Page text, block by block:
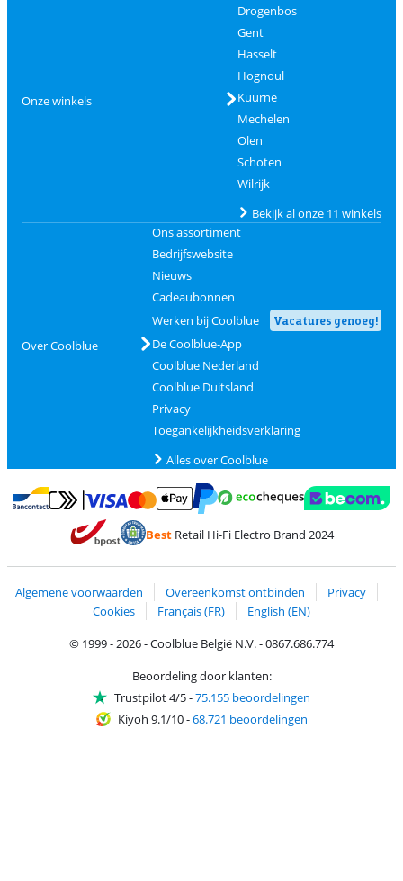
Onze winkels
Drogenbos
Gent
Hasselt
Hognoul
Kuurne
Mechelen
Olen
Schoten
Wilrijk
Bekijk al onze 11 winkels
Over Coolblue
Ons assortiment
Bedrijfswebsite
Nieuws
Cadeaubonnen
Werken bij Coolblue
Vacatures genoeg!
De Coolblue-App
Coolblue Nederland
Coolblue Duitsland
Privacy
Toegankelijkheidsverklaring
Alles over Coolblue
Betalen met Bancontact
Betalen met MasterCard en Visa via ClickToPay
Betalen met PayPal
BestRetail Hi-Fi Electro Brand 2024
Algemene voorwaarden Overeenkomst ontbinden
Privacy
Cookies
Français (FR)
English (EN)
© 1999 - 2026 - Coolblue België N.V. - 0867.686.774
Beoordeling door klanten:
Trustpilot 4/5-75.155 beoordelingen
Kiyoh 9.1/10-68.721 beoordelingen